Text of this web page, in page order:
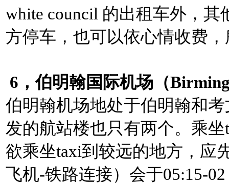
white council 的出租车外，
方停车，也可以依心情收费
6，伯明翰国际机场（
伯明翰机场地处于伯明翰和
发的航站楼也只有两个。乘
欲乘坐taxi到较远的地方，应
飞机-铁路连接）会于05:15-